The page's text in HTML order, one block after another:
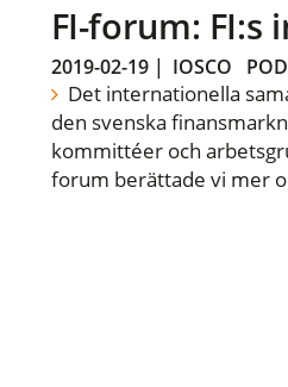
FI-forum: FI:s
2019-02-19| IOSCO
Det internationella
den svenska
kommittéer och
forum berättade vi mer